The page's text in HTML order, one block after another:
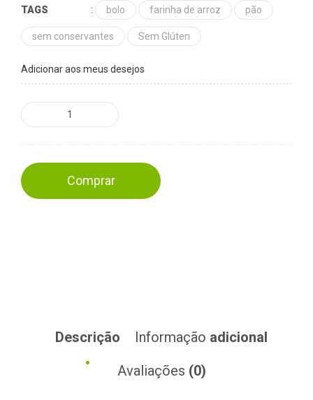
TAGS : bolo farinha de arroz pão
sem conservantes Sem Glúten
Adicionar aos meus desejos
Comprar
Descrição Informação adicional
Avaliações (0)